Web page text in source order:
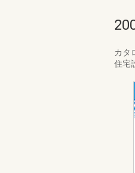
カタ
住宅